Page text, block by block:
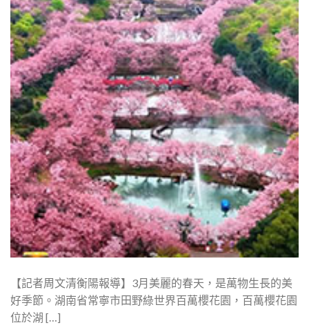
【記者周文清衡陽報導】3月美麗的春天，是萬物生長的美
好季節。湖南省常寧市田野綠世界百萬櫻花園，百萬櫻花園
位於湖 […]